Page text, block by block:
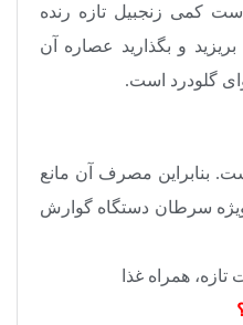
کمی زنجبیل تازه رنده
و بگذارید عصاره آن
گلودرد است.
بنابراین مصرف آن مانع
ویژه سرطان دستگاه گوارش
همراه غذا